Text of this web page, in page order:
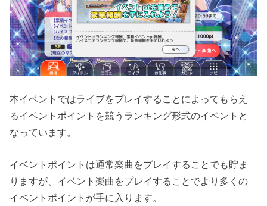
本イベントではライブをプレイすることによってもらえ
るイベントポイントを競うランキング形式のイベントと
なっています。
イベントポイントは通常楽曲をプレイすることでも貯ま
りますが、イベント楽曲をプレイすることでより多くの
イベントポイントが手に入ります。